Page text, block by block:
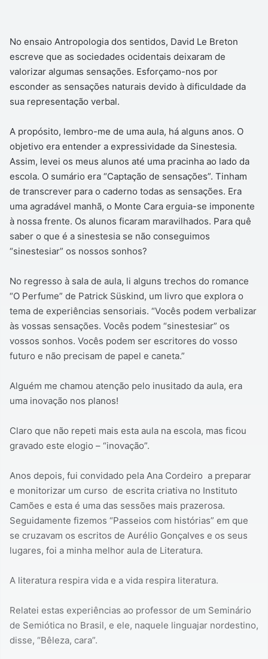
No ensaio Antropologia dos sentidos, David Le Breton
escreve que as sociedades ocidentais deixaram de
valorizar algumas sensações. Esforçamo-nos por
esconder as sensações naturais devido à dificuldade da
sua representação verbal.
A propósito, lembro-me de uma aula, há alguns anos. O
objetivo era entender a expressividade da Sinestesia.
Assim, levei os meus alunos até uma pracinha ao lado da
escola. O sumário era “Captação de sensações”. Tinham
de transcrever para o caderno todas as sensações. Era
uma agradável manhã, o Monte Cara erguia-se imponente
à nossa frente. Os alunos ficaram maravilhados. Para quê
saber o que é a sinestesia se não conseguimos
“sinestesiar” os nossos sonhos?
No regresso à sala de aula, li alguns trechos do romance
“O Perfume” de Patrick Süskind, um livro que explora o
tema de experiências sensoriais. “Vocês podem verbalizar
às vossas sensações. Vocês podem “sinestesiar” os
vossos sonhos. Vocês podem ser escritores do vosso
futuro e não precisam de papel e caneta.”
Alguém me chamou atenção pelo inusitado da aula, era
uma inovação nos planos!
Claro que não repeti mais esta aula na escola, mas ficou
gravado este elogio – “inovação”.
Anos depois, fui convidado pela Ana Cordeiro a preparar
e monitorizar um curso de escrita criativa no Instituto
Camões e esta é uma das sessões mais prazerosa.
Seguidamente fizemos “Passeios com histórias” em que
se cruzavam os escritos de Aurélio Gonçalves e os seus
lugares, foi a minha melhor aula de Literatura.
A literatura respira vida e a vida respira literatura.
Relatei estas experiências ao professor de um Seminário
de Semiótica no Brasil, e ele, naquele linguajar nordestino,
disse, “Bêleza, cara”.